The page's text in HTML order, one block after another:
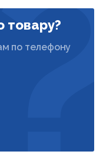
товару?
по телефону